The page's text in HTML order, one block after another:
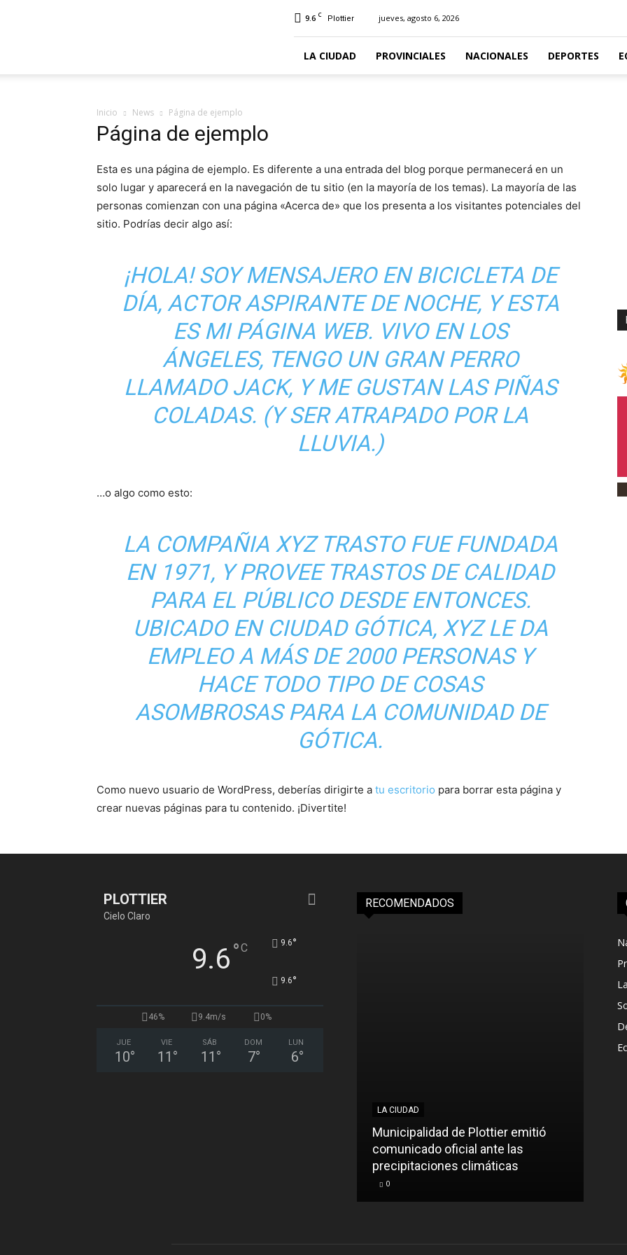
9.6 C Plottier jueves, agosto 6, 2026
LA CIUDAD PROVINCIALES NACIONALES DEPORTES
Inicio News Página de ejemplo
Página de ejemplo
Esta es una página de ejemplo. Es diferente a una entrada del blog porque permanecerá en un
solo lugar y aparecerá en la navegación de tu sitio (en la mayoría de los temas). La mayoría de las
personas comienzan con una página «Acerca de» que los presenta a los visitantes potenciales del
sitio. Podrías decir algo así:
¡HOLA! SOY MENSAJERO EN BICICLETA DE
DÍA, ACTOR ASPIRANTE DE NOCHE, Y ESTA
ES MI PÁGINA WEB. VIVO EN LOS
ÁNGELES, TENGO UN GRAN PERRO
LLAMADO JACK, Y ME GUSTAN LAS PIÑAS
COLADAS. (Y SER ATRAPADO POR LA
LLUVIA.)
…o algo como esto:
LA COMPAÑIA XYZ TRASTO FUE FUNDADA
EN 1971, Y PROVEE TRASTOS DE CALIDAD
PARA EL PÚBLICO DESDE ENTONCES.
UBICADO EN CIUDAD GÓTICA, XYZ LE DA
EMPLEO A MÁS DE 2000 PERSONAS Y
HACE TODO TIPO DE COSAS
ASOMBROSAS PARA LA COMUNIDAD DE
GÓTICA.
Como nuevo usuario de WordPress, deberías dirigirte a tu escritorio para borrar esta página y
crear nuevas páginas para tu contenido. ¡Divertite!
PLOTTIER
Cielo Claro
9.6°C 9.6°
9.6°
46% 9.4m/s 0%
JUE
10°
VIE
11 °
SÁB
11 °
DOM
7°
LUN
6°
RECOMENDADOS
LA CIUDAD
Municipalidad de Plottier emitió
comunicado oficial ante las
precipitaciones climáticas
0